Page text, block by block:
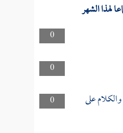
لهذا الشهر
0
0
0
والكلام على